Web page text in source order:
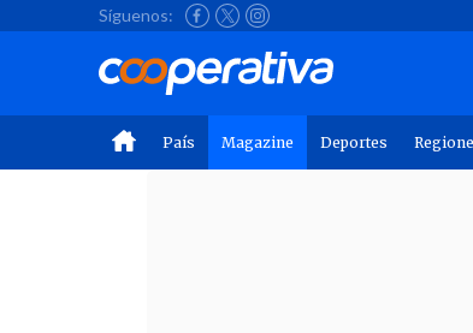
Síguenos:
País Magazine Deportes